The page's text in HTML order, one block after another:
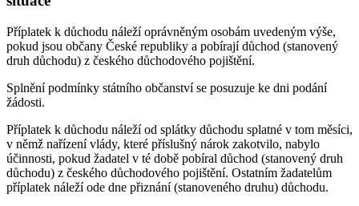
Příplatek k důchodu náleží oprávněným osobám uvedeným výše,
pokud jsou občany České republiky a pobírají důchod (stanovený
druh důchodu) z českého důchodového pojištění.
Splnění podmínky státního občanství se posuzuje ke dni podání
žádosti.
Příplatek k důchodu náleží od splátky důchodu splatné v tom měsíci,
v němž nařízení vlády, které příslušný nárok zakotvilo, nabylo
účinnosti, pokud žadatel v té době pobíral důchod (stanovený druh
důchodu) z českého důchodového pojištění. Ostatním žadatelům
příplatek náleží ode dne přiznání (stanoveného druhu) důchodu.